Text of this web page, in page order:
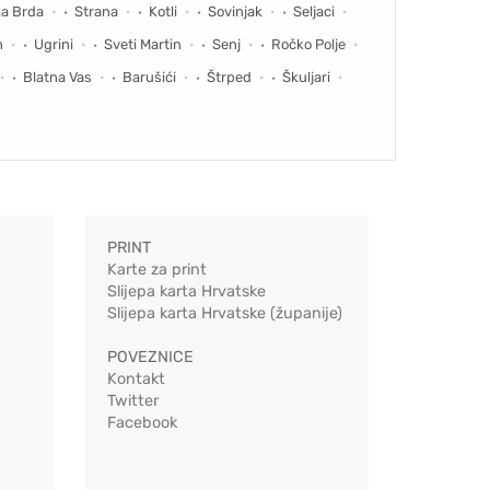
Brda Strana Kotli Sovinjak
Seljaci
Ugrini Sveti Martin Senj
Ročko Polje
Blatna Vas
Barušići Štrped Škuljari
PRINT
Karte za print
Slijepa karta Hrvatske
Slijepa karta Hrvatske (županije)
POVEZNICE
Kontakt
Twitter
Facebook